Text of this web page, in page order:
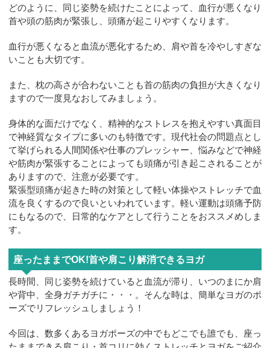
どのように、同じ姿勢を続けたことによって、血行が悪くなり
首や頭の筋肉が緊張し、頭痛が起こりやすくなります。
血行が悪くなると血流が悪化するため、肩や首を冷やしすぎな
いことも大切です。
また、枕の高さが合わないことも首の筋肉の負担が大きくなり
ますので一度見なおしてみましょう。
身体的な面だけでなく、精神的なストレスを抱えやすい真面目
で神経質なタイプに多いのも特徴です。現代社会の問題点とし
て挙げられる人間関係や仕事のプレッシャー、悩みなどで神経
や筋肉が緊張することによっても頭痛が引き起こされることが
ありますので、注意が必要です。
緊張型頭痛が起きた時の対策として軽い体操やストレッチで血
流を良くするので良いといわれています。軽い運動は頭痛予防
にもなるので、日常的なケアとして行うことをおススメめしま
す。
座ったままでOK!首や肩こり解消できるヨガ
長時間、同じ姿勢を続けていると血流が滞り、いつのまにか肩
や背中、全身ガチガチに・・・。そんな時は、簡単なヨガのポ
ーズでリフレッシュしましょう！
今回は、数多くあるヨガポーズの中でもどこでも誰でも、座っ